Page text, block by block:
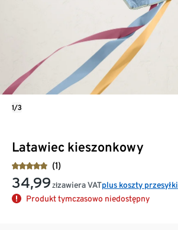
Latawiec kieszonkowy
(1)
34,99 złzawiera VATplus koszty przesyłki
Produkt tymczasowo niedostępny
1/3